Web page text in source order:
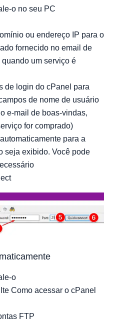
o no seu PC
ou endereço IP para o
fornecido no email de
um serviço é
de login do cPanel para
de nome de usuário
e-mail de boas-vindas,
for comprado)
para a
seja exibido. Você pode
o
Como acessar o cPanel
FTP